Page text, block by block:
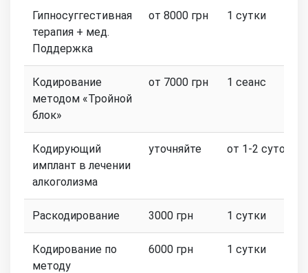
Гипносуггестивная
терапия + мед.
Поддержка
от 8000 грн 1 сутки
Кодирование
методом «Тройной
блок»
от 7000 грн 1 сеанс
Кодирующий
имплант в лечении
алкоголизма
уточняйте от 1-2 суток
Раскодирование 3000 грн 1 сутки
Кодирование по
методу
6000 грн 1 сутки